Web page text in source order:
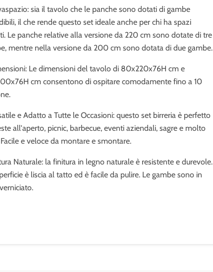
sia il tavolo che le panche sono dotati di gambe
il che rende questo set ideale anche per chi ha spazi
Le panche relative alla versione da 220 cm sono dotate di tre
mentre nella versione da 200 cm sono dotata di due gambe.
Le dimensioni del tavolo di 80x220x76H cm e
cm consentono di ospitare comodamente fino a 10
e Adatto a Tutte le Occasioni: questo set birreria è perfetto
all'aperto, picnic, barbecue, eventi aziendali, sagre e molto
e veloce da montare e smontare.
Naturale: la finitura in legno naturale è resistente e durevole.
è liscia al tatto ed è facile da pulire. Le gambe sono in